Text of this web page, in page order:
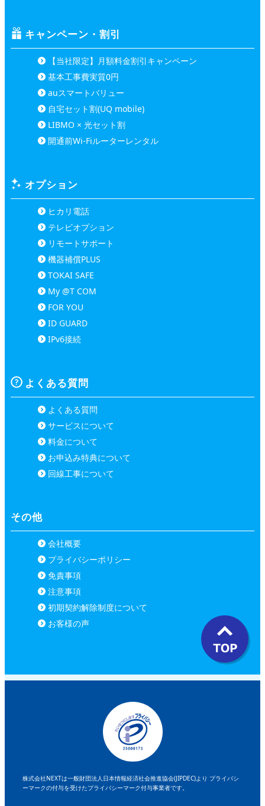
キャンペーン・割引
【当社限定】月額料金割引キャンペーン
基本工事費実質0円
auスマートバリュー
自宅セット割(UQ mobile)
LIBMO × 光セット割
開通前Wi-Fiルーターレンタル
オプション
ヒカリ電話
テレビオプション
リモートサポート
機器補償PLUS
TOKAI SAFE
My @T COM
FOR YOU
ID GUARD
IPv6接続
よくある質問
よくある質問
サービスについて
料金について
お申込み特典について
回線工事について
その他
会社概要
プライバシーポリシー
免責事項
注意事項
初期契約解除制度について
お客様の声
株式会社NEXTは一般財団法人日本情報経済社会推進協会(JIPDEC)より プライバシ
ーマークの付与を受けたプライバシーマーク付与事業者です。